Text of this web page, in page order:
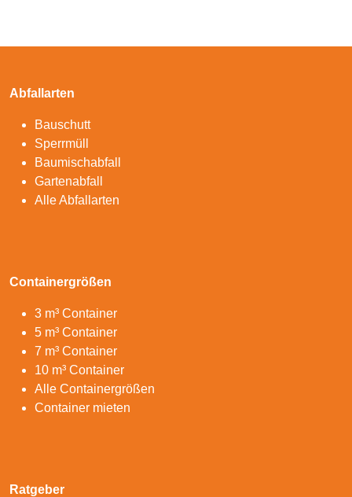
Abfallarten
Bauschutt
Sperrmüll
Baumischabfall
Gartenabfall
Alle Abfallarten
Containergrößen
3 m³ Container
5 m³ Container
7 m³ Container
10 m³ Container
Alle Containergrößen
Container mieten
Ratgeber